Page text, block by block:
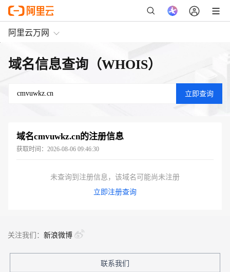
阿里云万网
域名信息查询（WHOIS）
域名cmvuwkz.cn的注册信息
获取时间： 2026-08-06 09:46:30
未查询到注册信息，该域名可能尚未注册
立即注册查询
关注我们： 新浪微博
联系我们